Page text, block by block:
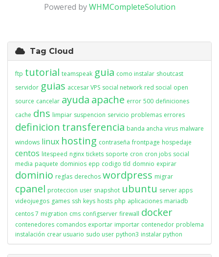
Powered byWHMCompleteSolution
Tag Cloud
ftp tutorial teamspeak guia como instalar shoutcast
servidor guias accesar VPS social network red social open
source cancelar ayuda apache error 500 definiciones
cache dns limpiar suspencion servicio problemas errores
definicion transferencia banda ancha virus malware
windows linux hosting contraseña frontpage hospedaje
centos litespeed nginx tickets soporte cron cron jobs social
media paquete dominios epp codigo tld domnio expirar
dominio reglas derechos wordpress migrar
cpanel proteccion user snapshot ubuntu server apps
videojuegos games ssh keys hosts php aplicaciones mariadb
centos 7 migration cms configserver firewall docker
contenedores comandos exportar importar contenedor problema
instalación crear usuario sudo user python3 instalar python